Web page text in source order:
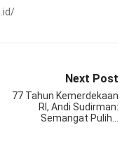
Next Post
77 Tahun Kemerdekaan
RI, Andi Sudirman:
Semangat Pulih…